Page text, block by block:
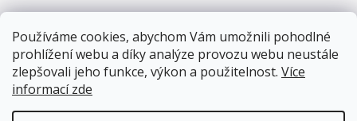
Používáme cookies, abychom Vám umožnili pohodlné
prohlížení webu a díky analýze provozu webu neustále
zlepšovali jeho funkce, výkon a použitelnost. Více
informací zde